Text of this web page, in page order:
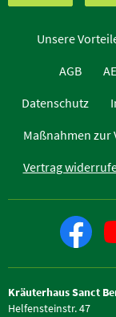
Unsere
AGB
Datenschutz
Maßnahmen zur
Vertrag
Kräuterhaus Sanct
Helfensteinstr. 47